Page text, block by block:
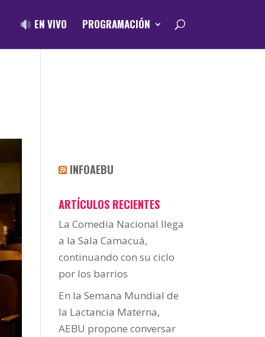
EN VIVO PROGRAMACIÓN
INFOAEBU
ARTÍCULOS RECIENTES
La Comedia Nacional llega
a la Sala Camacuá,
continuando con su ciclo
por los barrios
En la Semana Mundial de
la Lactancia Materna,
AEBU propone conversar